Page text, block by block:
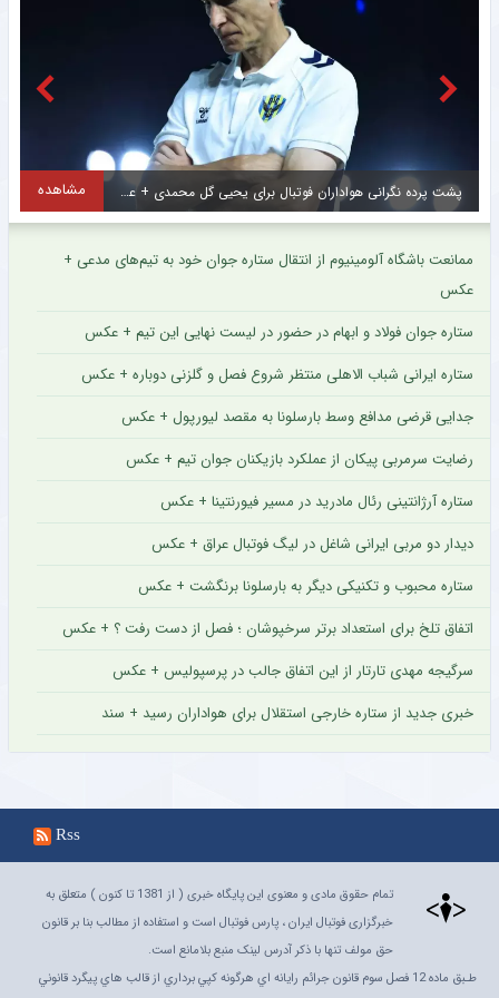
انتخاب سرمربی جدید برای فصل پیش‌روی سایپا + عکس مشاهده
ممانعت باشگاه آلومینیوم از انتقال ستاره جوان خود به تیم‌های مدعی +
عکس
ستاره جوان فولاد و ابهام در حضور در لیست نهایی این تیم + عکس
ستاره ایرانی شباب الاهلی منتظر شروع فصل و گلزنی دوباره + عکس
جدایی قرضی مدافع وسط بارسلونا به مقصد لیورپول + عکس
رضایت سرمربی پیکان از عملکرد بازیکنان جوان تیم + عکس
ستاره آرژانتینی رئال مادرید در مسیر فیورنتینا + عکس
دیدار دو مربی ایرانی شاغل در لیگ فوتبال عراق + عکس
ستاره محبوب و تکنیکی دیگر به بارسلونا برنگشت + عکس
اتفاق تلخ برای استعداد برتر سرخپوشان ؛ فصل از دست رفت ؟ + عکس
سرگیجه مهدی تارتار از این اتفاق جالب در پرسپولیس + عکس
خبری جدید از ستاره خارجی استقلال برای هواداران رسید + سند
Rss
تمام حقوق مادی و معنوی این پایگاه خبری ( از 1381 تا کنون ) متعلق به
خبرگزاری فوتبال ایران ، پارس فوتبال است و استفاده از مطالب بنا بر قانون
حق مولف تنها با ذکر آدرس لینک منبع بلامانع است.
طـبق ماده 12 فصل سوم قانون جرائم رايانه اي هرگونه کپي برداري از قالب هاي پيگرد قانوني